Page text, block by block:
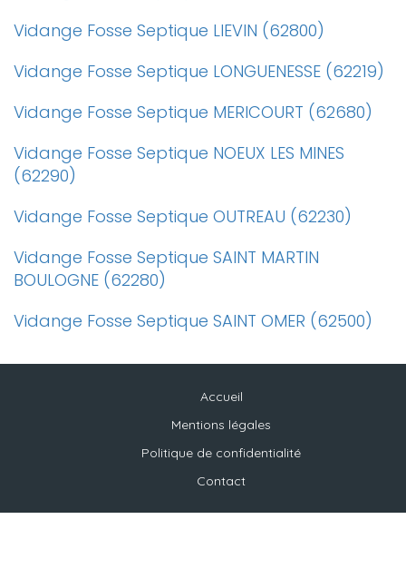
Vidange Fosse Septique LIEVIN (62800)
Vidange Fosse Septique LONGUENESSE (62219)
Vidange Fosse Septique MERICOURT (62680)
Vidange Fosse Septique NOEUX LES MINES
(62290)
Vidange Fosse Septique OUTREAU (62230)
Vidange Fosse Septique SAINT MARTIN
BOULOGNE (62280)
Vidange Fosse Septique SAINT OMER (62500)
Accueil
Mentions légales
Politique de confidentialité
Contact